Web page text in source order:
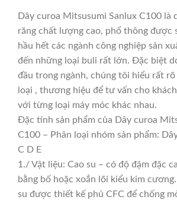
Dây curoa Mitsusumi Sanlux C100 là
răng chất lượng cao, phổ thông được
hầu hết các ngành công nghiệp sản
đến những loại buli rất lớn. Đặc biệt
đầu trong ngành, chúng tôi hiểu rất
loại , thương hiệu để tư vấn cho
với từng loại máy móc khác nhau.
Đặc tính sản phẩm của Dây curoa
C100 – Phân loại nhóm sản phẩm:
C D E
1./ Vật liệu: Cao su – có độ đậm đặc
bằng bố hoặc xoắn lõi kiểu kim
su được thiết kế phủ CFC để chống